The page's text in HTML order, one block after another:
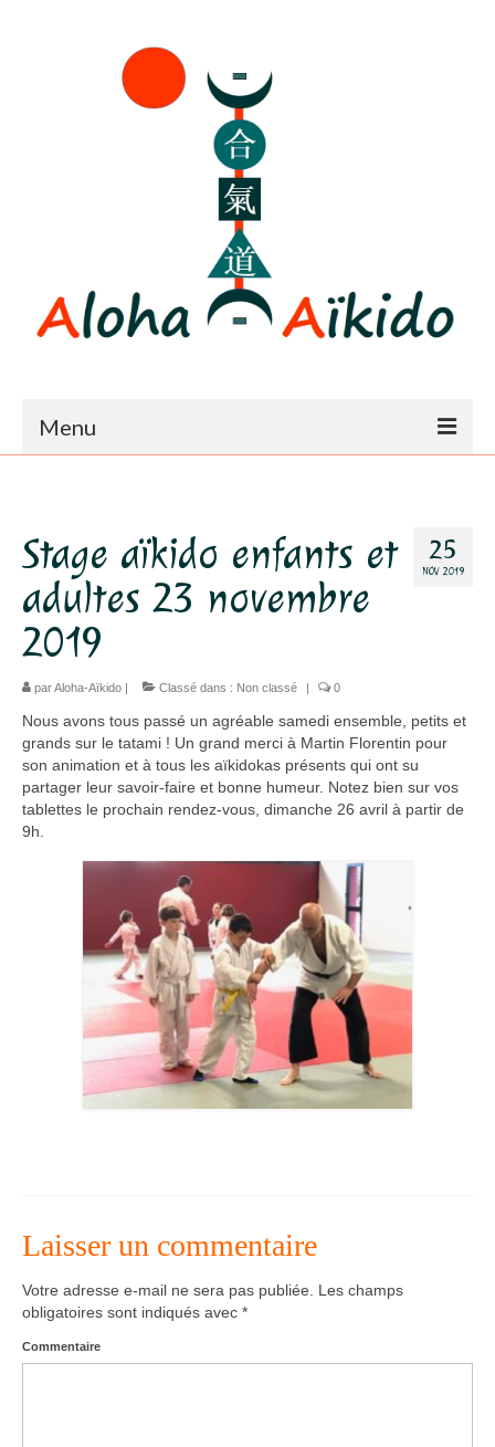
Menu
Horaires – Adresse
Tarifs – Inscription
Aïkido
L’aïkido
Les Grades
Lexique
Agenda – Inscription
Inscription en ligne
25
NOV 2019
Stage aïkido enfants et
adultes 23 novembre
2019
parAloha-Aïkido | Classé dans : Non classé | 0
Nous avons tous passé un agréable samedi ensemble, petits et
grands sur le tatami ! Un grand merci à Martin Florentin pour
son animation et à tous les aïkidokas présents qui ont su
partager leur savoir-faire et bonne humeur. Notez bien sur vos
tablettes le prochain rendez-vous, dimanche 26 avril à partir de
9h.
Laisser un commentaire
Votre adresse e-mail ne sera pas publiée.
Les champs
obligatoires sont indiqués avec *
Commentaire